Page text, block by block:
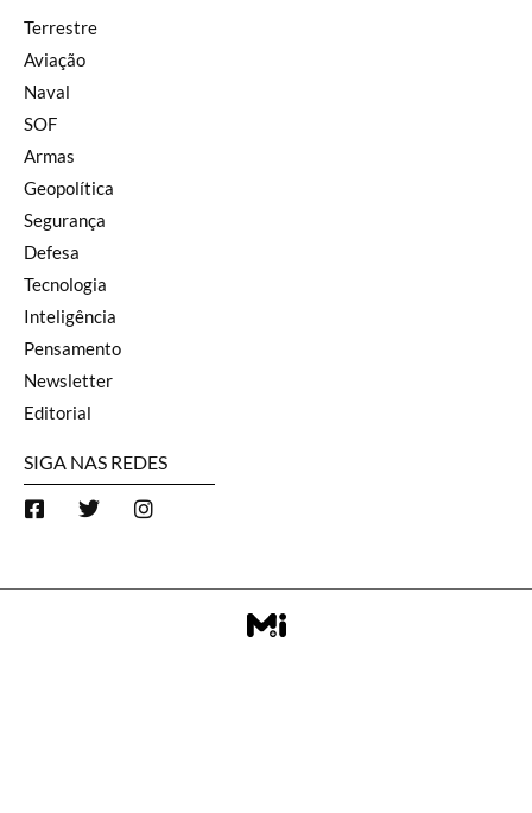
Terrestre
Aviação
Naval
SOF
Armas
Geopolítica
Segurança
Defesa
Tecnologia
Inteligência
Pensamento
Newsletter
Editorial
SIGA NAS REDES